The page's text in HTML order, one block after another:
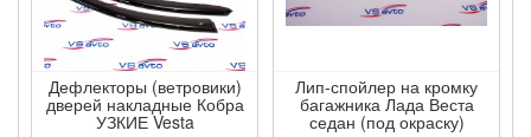
Дефлекторы (ветровики)
дверей накладные Кобра
УЗКИЕ Vesta
Лип-спойлер на кромку
багажника Лада Веста
седан (под окраску)